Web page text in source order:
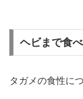
ヘビまで食
タガメの食性に